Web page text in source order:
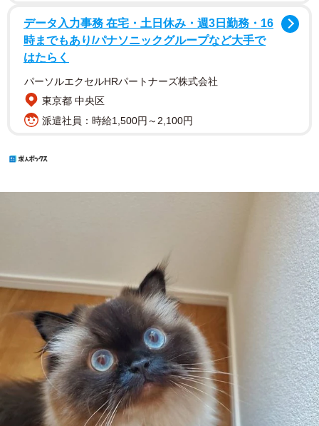
データ入力事務 在宅・土日休み・週3日勤務・16
時までもあり/パナソニックグループなど大手で
はたらく
パーソルエクセルHRパートナーズ株式会社
東京都 中央区
派遣社員：時給1,500円～2,100円